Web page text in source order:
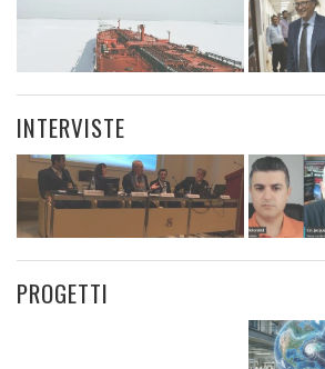
INTERVISTE
PROGETTI